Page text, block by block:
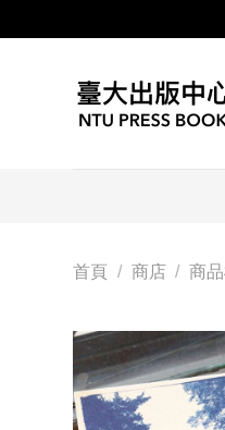
首頁 / 商店 / 商